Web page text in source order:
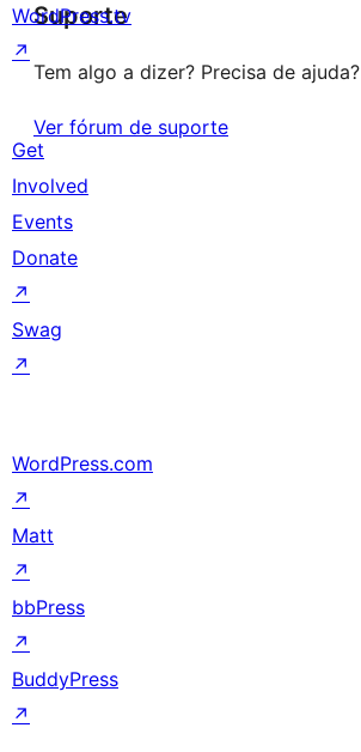
Suporte
Tem algo a dizer? Precisa de ajuda?
Ver fórum de suporte
WordPress.tv
↗
Get
Involved
Events
Donate
↗
Swag
↗
WordPress.com
↗
Matt
↗
bbPress
↗
BuddyPress
↗